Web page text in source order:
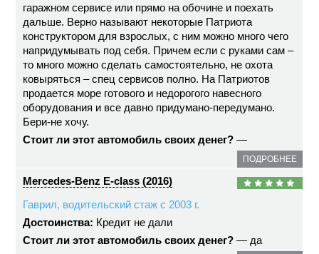
гаражном сервисе или прямо на обочине и поехать
дальше. Верно называют некоторые Патриота
конструктором для взрослых, с ним можно много чего
напридумывать под себя. Причем если с руками сам –
то много можно сделать самостоятельно, не охота
ковыряться – спец сервисов полно. На Патриотов
продается море готового и недорогого навесного
оборудования и все давно придумано-передумано.
Бери-не хочу.
Стоит ли этот автомобиль своих денег? —
ПОДРОБНЕЕ
Mercedes-Benz E-class (2016)
Гаврил, водительский стаж с 2003 г.
Достоинства: Кредит не дали
Стоит ли этот автомобиль своих денег? — да